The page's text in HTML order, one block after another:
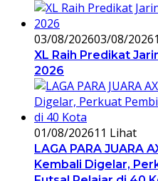
03/08/202603/08/2026
XL Raih Predikat
2026
01/08/202611 Lihat
LAGA PARA JUARA
Kembali Digelar,